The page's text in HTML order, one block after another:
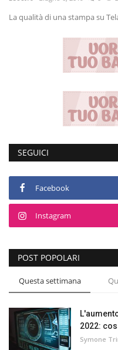
Volgo Academy
Recensioni
Galleria
Shop
La qualità di una stampa su
SEGUICI
Facebook
Instagram
POST POPOLARI
Questa settimana
2022:
Symone